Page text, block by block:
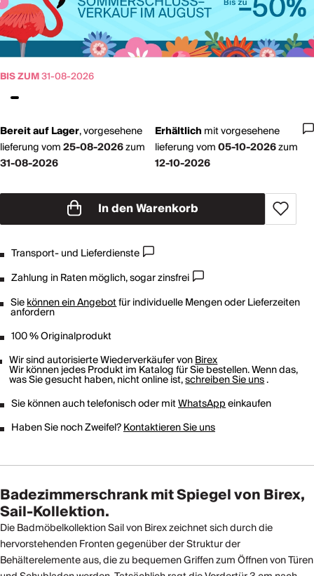
BIS ZUM31-08-2026
Bereit auf Lager,vorgesehene
lieferung vom25-08-2026zum
31-08-2026
Erhältlich mitvorgesehene
lieferung vom05-10-2026zum
12-10-2026
In den Warenkorb
Transport- und Lieferdienste
Zahlung in Raten möglich, sogar zinsfrei
Siekönnen ein Angebotfür individuelle Mengen oder Lieferzeiten
anfordern
100 % Originalprodukt
Wir sind autorisierte Wiederverkäufer vonBirex
Wir können jedes Produkt im Katalog für Sie bestellen. Wenn das,
was Sie gesucht haben, nicht online ist,schreiben Sie uns.
Sie können auch telefonisch oder mitWhatsAppeinkaufen
Haben Sie noch Zweifel?Kontaktieren Sie uns
Badezimmerschrank mit Spiegel von Birex,
Sail-Kollektion.
Die Badmöbelkollektion Sail von Birex zeichnet sich durch die
hervorstehenden Fronten gegenüber der Struktur der
Behälterelemente aus, die zu bequemen Griffen zum Öffnen von Türen